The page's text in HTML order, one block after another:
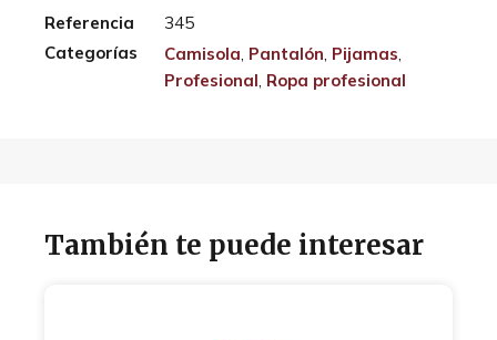
Referencia
345
Categorías
Camisola, Pantalón, Pijamas,
Profesional, Ropa profesional
También te puede interesar